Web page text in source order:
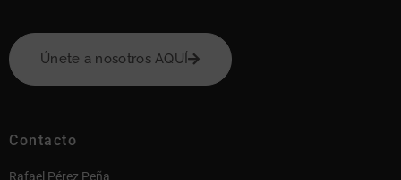
Únete a nosotros AQUÍ
Contacto
Rafael Pérez Peña